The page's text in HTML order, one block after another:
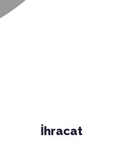
İhracat